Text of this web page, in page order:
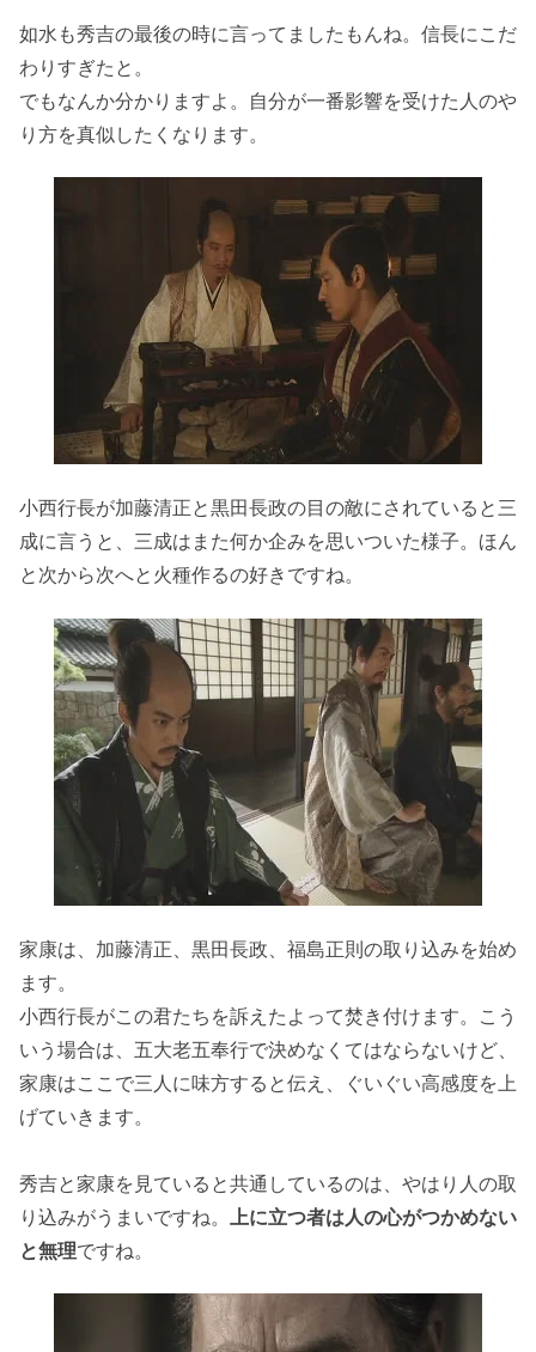
如水も秀吉の最後の時に言ってましたもんね。信長にこだ
わりすぎたと。
でもなんか分かりますよ。自分が一番影響を受けた人のや
り方を真似したくなります。
小西行長が加藤清正と黒田長政の目の敵にされていると三
成に言うと、三成はまた何か企みを思いついた様子。ほん
と次から次へと火種作るの好きですね。
家康は、加藤清正、黒田長政、福島正則の取り込みを始め
ます。
小西行長がこの君たちを訴えたよって焚き付けます。こう
いう場合は、五大老五奉行で決めなくてはならないけど、
家康はここで三人に味方すると伝え、ぐいぐい高感度を上
げていきます。
秀吉と家康を見ていると共通しているのは、やはり人の取
り込みがうまいですね。 上に立つ者は人の心がつかめない
と無理ですね。